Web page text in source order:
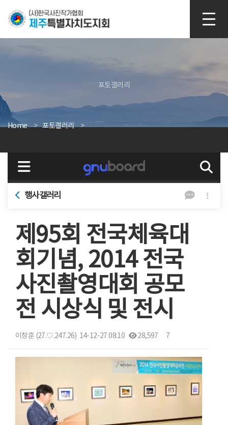
포토갤러리
Home 포토갤러리
행사갤러리
제95회 전국체육대
회기념, 2014 전국
사진촬영대회 공모
전 시상식 및 전시
이창훈 (27.♡.247.26) 14-12-27 08:10 28,597 7